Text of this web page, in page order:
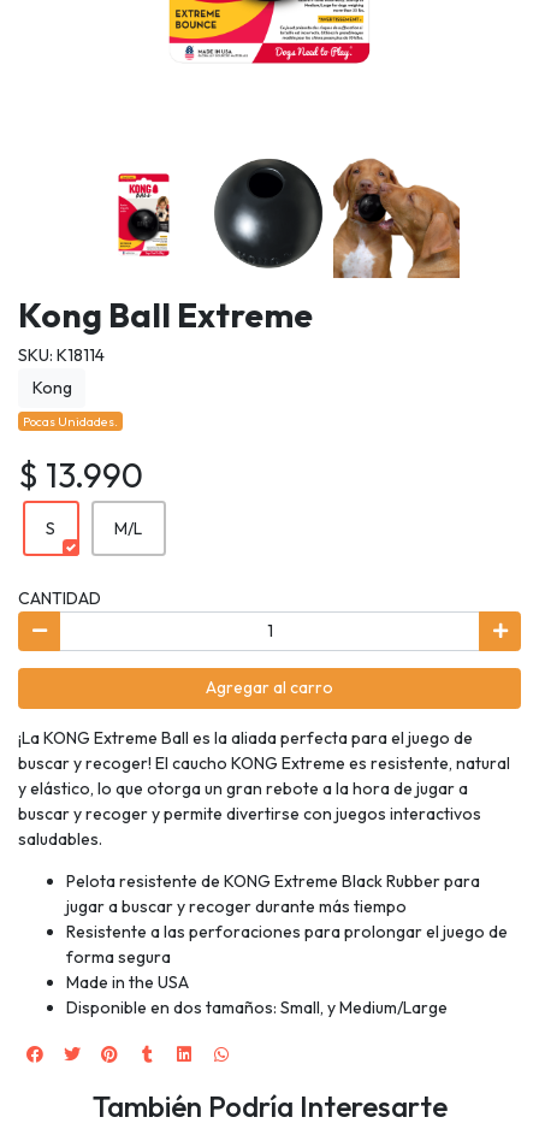
Kong Ball Extreme
SKU: K18114
Kong
Pocas Unidades.
$ 13.990
S M/L
CANTIDAD
Agregar al carro
¡La KONG Extreme Ball es la aliada perfecta para el juego de
buscar y recoger! El caucho KONG Extreme es resistente, natural
y elástico, lo que otorga un gran rebote a la hora de jugar a
buscar y recoger y permite divertirse con juegos interactivos
saludables.
Pelota resistente de KONG Extreme Black Rubber para
jugar a buscar y recoger durante más tiempo
Resistente a las perforaciones para prolongar el juego de
forma segura
Made in the USA
Disponible en dos tamaños: Small, y Medium/Large
También Podría Interesarte